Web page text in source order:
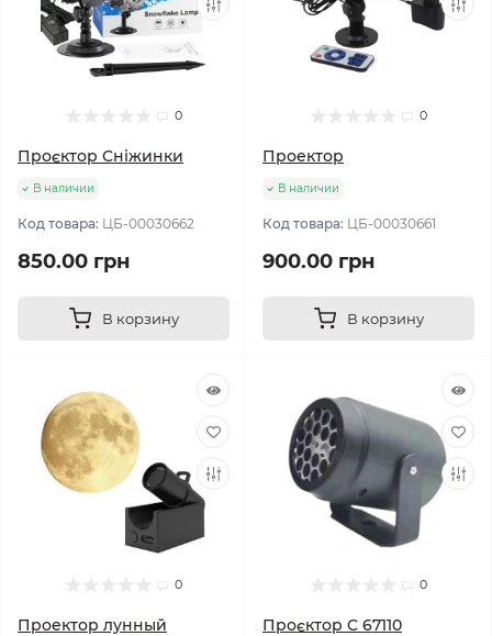
0
Проєктор Сніжинки
В наличии
Код товара: ЦБ-00030662
850.00 грн
В корзину
0
Проектор
В наличии
Код товара: ЦБ-00030661
900.00 грн
В корзину
0
Проектор лунный
0
Проєктор C 67110